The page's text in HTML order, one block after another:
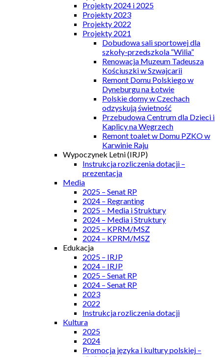
Projekty 2024 i 2025
Projekty 2023
Projekty 2022
Projekty 2021
Dobudowa sali sportowej dla
szkoły-przedszkola “Wilia”
Renowacja Muzeum Tadeusza
Kościuszki w Szwajcarii
Remont Domu Polskiego w
Dyneburgu na Łotwie
Polskie domy w Czechach
odzyskują świetność
Przebudowa Centrum dla Dzieci i
Kaplicy na Węgrzech
Remont toalet w Domu PZKO w
Karwinie Raju
Wypoczynek Letni (IRJP)
Instrukcja rozliczenia dotacji –
prezentacja
Media
2025 – Senat RP
2024 – Regranting
2025 – Media i Struktury
2024 – Media i Struktury
2025 – KPRM/MSZ
2024 – KPRM/MSZ
Edukacja
2025 – IRJP
2024 – IRJP
2025 – Senat RP
2024 – Senat RP
2023
2022
Instrukcja rozliczenia dotacji
Kultura
2025
2024
Promocja języka i kultury polskiej –